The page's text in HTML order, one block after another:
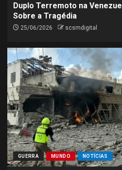
Duplo Terremoto na
Sobre a Tragédia
25/06/2026 scsmdigital
GUERRA MUNDO NOTÍCIAS